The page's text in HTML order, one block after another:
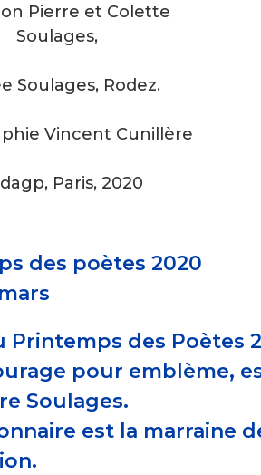
des poètes 2020
Printemps des Poètes
pour emblème,
Soulages.
est la marraine
Pierre et Colette
Soulages,
Soulages, Rodez.
Vincent Cunillère
Paris, 2020